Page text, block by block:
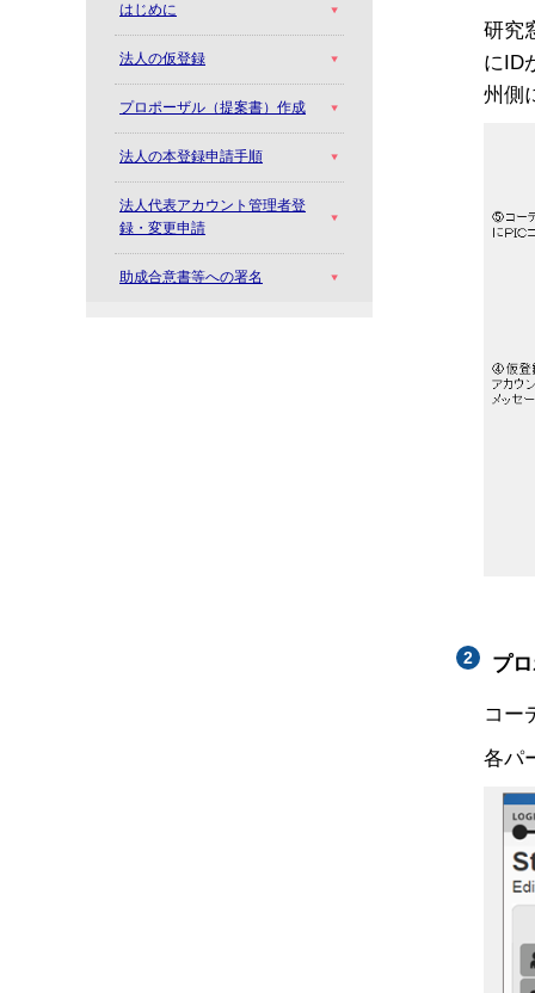
研究
にID
州側
プ
コー
各パ
はじめに
法人の仮登録
プロポーザル（提案書）作成
法人の本登録申請手順
法人代表アカウント管理者登
録・変更申請
助成合意書等への署名